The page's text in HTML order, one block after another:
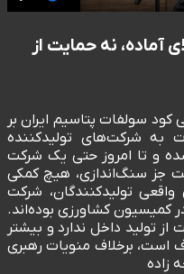
آماده، نه حمایت از
سولفات پتاسیم ایران بر
به شرکت‌های تولیدکننده
و تا امروز حتی یک شرکت
جز سنگ‌اندازی، هیچ کمکی
واقعی تولیدکنندگان، شرکت
کمیسیون کشاورزی بوده‌اند.
از تولید داخل ندارد و بیشتر
است، برخلاف منویات رهبری
زاده